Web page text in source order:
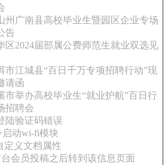
州广南县高校毕业生暨园区企业专场
告
区2024届部属公费师范生就业双选见
市江城县“百日千万专项招聘行动”现
请函
市举办高校毕业生“就业护航”百日行
招聘会
陆验证码错误
启动wi-fi模块
定义文档属性
台会员投稿之后转到该信息页面